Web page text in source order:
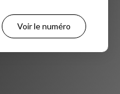
Voir le numéro